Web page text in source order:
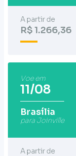
A partir de
R$ 1.266,36
Voe em
11/08
Brasília
para Joinville
A partir de